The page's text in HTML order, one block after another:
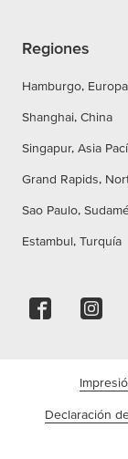
Regiones
Hamburgo, Europa
Shanghai, China
Singapur, Asia
Grand Rapids,
Sao Paulo,
Estambul, Turquía
Declaración